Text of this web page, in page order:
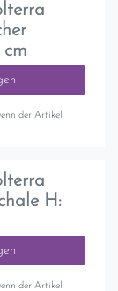
cm
der Artikel
H:
der Artikel